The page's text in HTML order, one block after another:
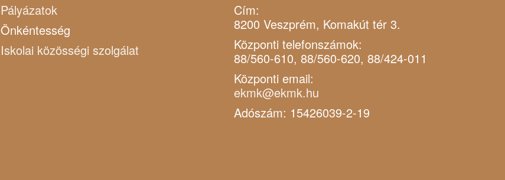
Pályázatok
Önkéntesség
Iskolai közösségi szolgálat
Cím:
8200 Veszprém, Komakút tér 3.
Központi telefonszámok:
88/560-610, 88/560-620, 88/424-011
Központi email:
ekmk@ekmk.hu
Adószám: 15426039-2-19